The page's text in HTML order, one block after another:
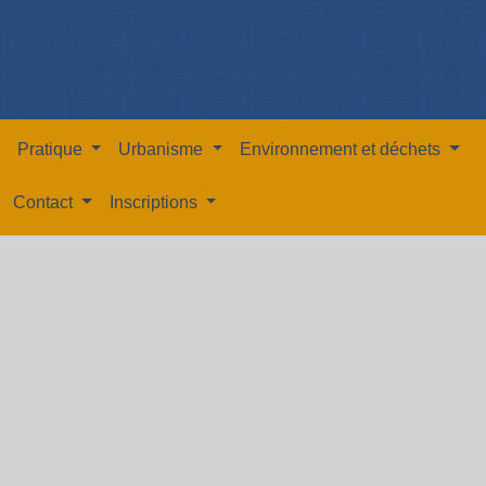
Pratique Urbanisme Environnement et déchets
Contact Inscriptions